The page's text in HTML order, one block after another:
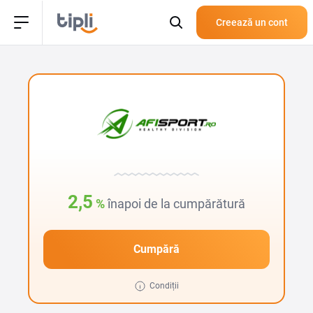
Creează un cont
2,5 %înapoi de la cumpărătură
Cumpără
Condiții